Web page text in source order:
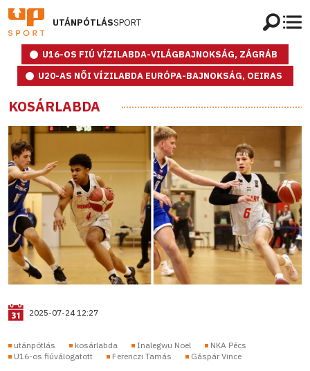
UTÁNPÓTLÁSSPORT
U16-OS FIÚ VÍZILABDA-VILÁGBAJNOKSÁG, ZÁGRÁB
U20-AS NŐI VÍZILABDA EURÓPA-BAJNOKSÁG, OEIRAS
KOSÁRLABDA
2025-07-24 12:27
utánpótlás kosárlabda Inalegwu Noel
NKA Pécs
U16-os fiúválogatott
Ferenczi Tamás Gáspár Vince